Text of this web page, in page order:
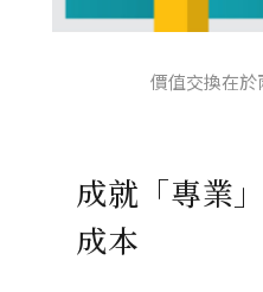
價值交換在於
成就「專業
成本